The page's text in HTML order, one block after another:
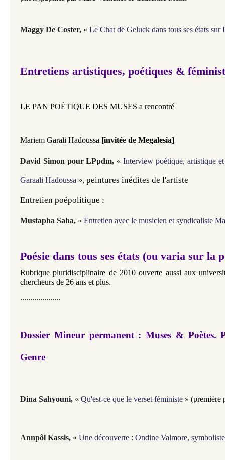
Maggy De Coster, « Le Chat de Geluck dans tous ses états sur
Entretiens artistiques, poétiques &
LE PAN POÉTIQUE DES MUSES a rencontré
Mariem Garali Hadoussa ​​​ [invitée de Megalesia]
David Simon pour LPpdm, «Interview poétique, artistique
Garaali Hadoussa », peintures inédites de l'artiste
Entretien poépolitique :
Mustapha Saha, « Entretien avec le musicien et syndicaliste
Poésie dans tous ses états (ou varia sur la
Rubrique pluridisciplinaire de 2010 ouverte aussi aux
chercheurs de 26 ans et plus.
​​​​​​....................
Dossier Mineur permanent : Muses & Poètes.
Genre
Dina Sahyouni, « Qu'est-ce que le verset féministe » (première
Annpôl Kassis, « Une découverte : Ondine Valmore,